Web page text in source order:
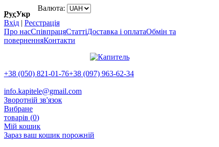
РусУкр
Валюта:
Вхід | Реєстрація
Про насСпівпрацяСтаттіДоставка і оплатаОбмін та
поверненняКонтакти
+38 (050) 821-01-76+38 (097) 963-62-34
info.kapitele@gmail.com
Зворотній зв'язок
Вибране
товарів (0)
Мій кошик
Зараз ваш кошик порожній